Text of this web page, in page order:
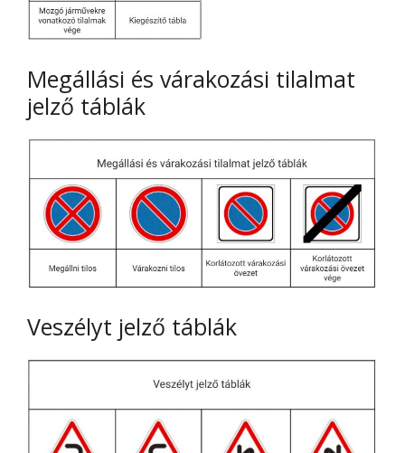
Megállási és várakozási tilalmat
jelző táblák
Veszélyt jelző táblák